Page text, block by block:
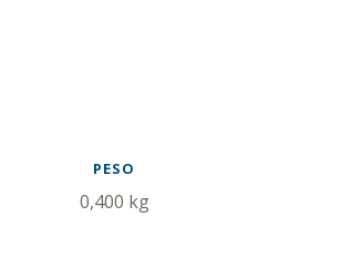
PESO
0,400 kg